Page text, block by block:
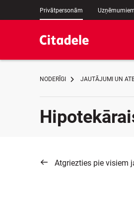
Privātpersonām
NODERĪGI JAUTĀJUMI UN
Atgriezties pie visiem